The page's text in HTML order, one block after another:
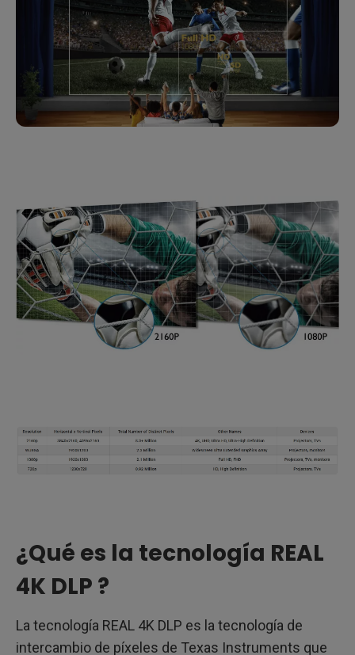
¿Qué es la tecnología REAL
4K DLP ?
La tecnología REAL 4K DLP es la tecnología de
intercambio de píxeles de Texas Instruments que